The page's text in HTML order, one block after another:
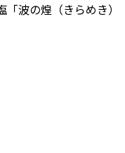
「波の煌（きらめき）